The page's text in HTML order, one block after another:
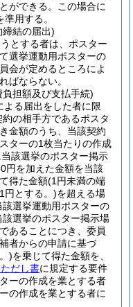
ができる。
この場合に
用する。
結の届出)
とする者は、ポスター
選挙運動用ポスターの
会が定めるところによ
ばならない。
担額及び支払手続)
よる届出をした者に限
の相手方であるポスタ
金額のうち、当該契約
ターの1枚当たりの作成
該選挙のポスター掲示
円を加えた金額を当該
得た金額(1円未満の端
円とする。)を超える場
該選挙運動用ポスターの
選挙のポスター掲示場
あることにつき、委員
者からの申請に基づ
)を乗じて得た金額を、
だし書に規定する要件
ーの作成を業とする者
の作成を業とする者に